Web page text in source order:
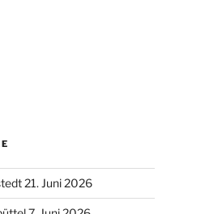
21. Juni 2026